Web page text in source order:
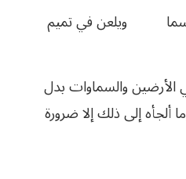
السما ويلعن في تميم
الأرضين والسماوات بدل
ألجأه إلى ذلك إلا ضرورة